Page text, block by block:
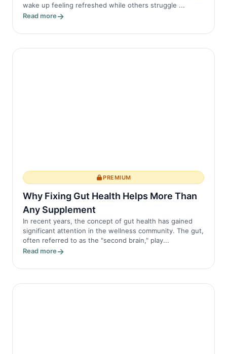
wake up feeling refreshed while others struggle ...
Read more
PREMIUM
Why Fixing Gut Health Helps More Than
Any Supplement
In recent years, the concept of gut health has gained
significant attention in the wellness community. The gut,
often referred to as the "second brain," play...
Read more